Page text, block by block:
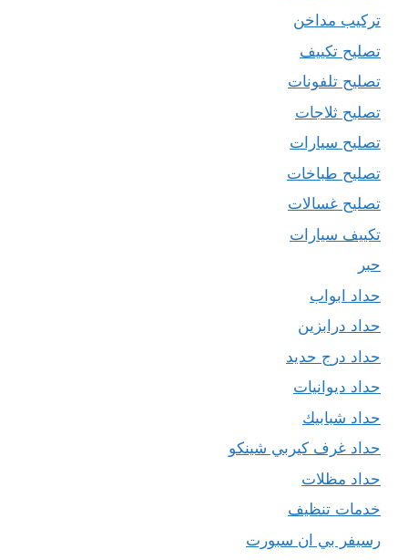
تركيب مداخن
تصليح تكييف
تصليح تلفونات
تصليح ثلاجات
تصليح سيارات
تصليح طباخات
تصليح غسالات
تكييف سيارات
حبر
حداد ابواب
حداد درابزين
حداد درج حديد
حداد ديوانيات
حداد شبابيك
حداد غرف كيربي شينكو
حداد مظلات
خدمات تنظيف
رسيفر بي ان سبورت